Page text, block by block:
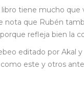
tiene mucho
nota que Rubén
refleja bien la
editado por Akal
este y otros